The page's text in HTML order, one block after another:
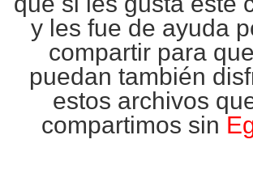
y les fue de ayuda
compartir para
puedan también
estos archivos
compartimos sin